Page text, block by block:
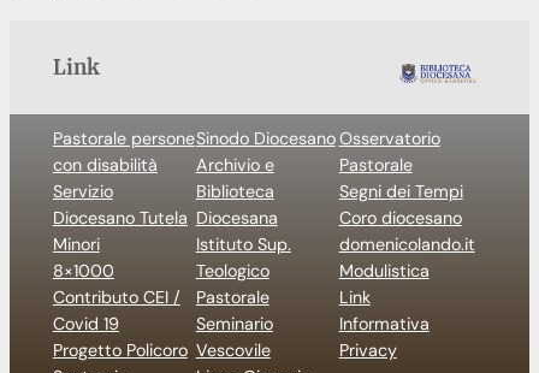
Link
Pastorale persone
con disabilità
Servizio
Diocesano Tutela
Minori
8×1000
Contributo CEI /
Covid 19
Progetto Policoro
Sinodo Diocesano
Archivio e
Biblioteca
Diocesana
Istituto Sup.
Teologico
Pastorale
Seminario
Vescovile
Osservatorio
Pastorale
Segni dei Tempi
Coro diocesano
domenicolando.it
Modulistica
Link
Informativa
Privacy